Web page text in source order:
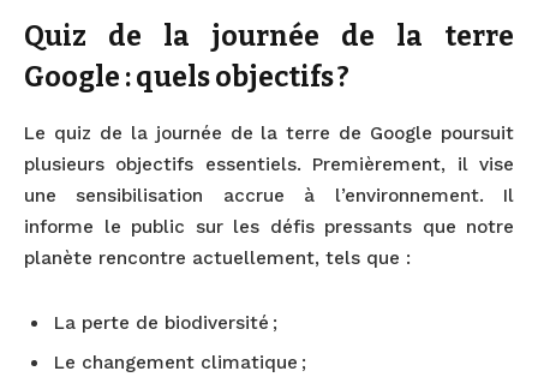
Quiz de la journée de la terre
Google : quels objectifs ?
Le quiz de la journée de la terre de Google poursuit
plusieurs objectifs essentiels. Premièrement, il vise
une sensibilisation accrue à l’environnement. Il
informe le public sur les défis pressants que notre
planète rencontre actuellement, tels que :
La perte de biodiversité ;
Le changement climatique ;